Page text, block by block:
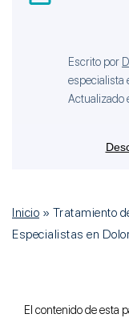
Escrito por
especialista
Actualizado
Inicio » Tratamiento
Especialistas en
El contenido de esta